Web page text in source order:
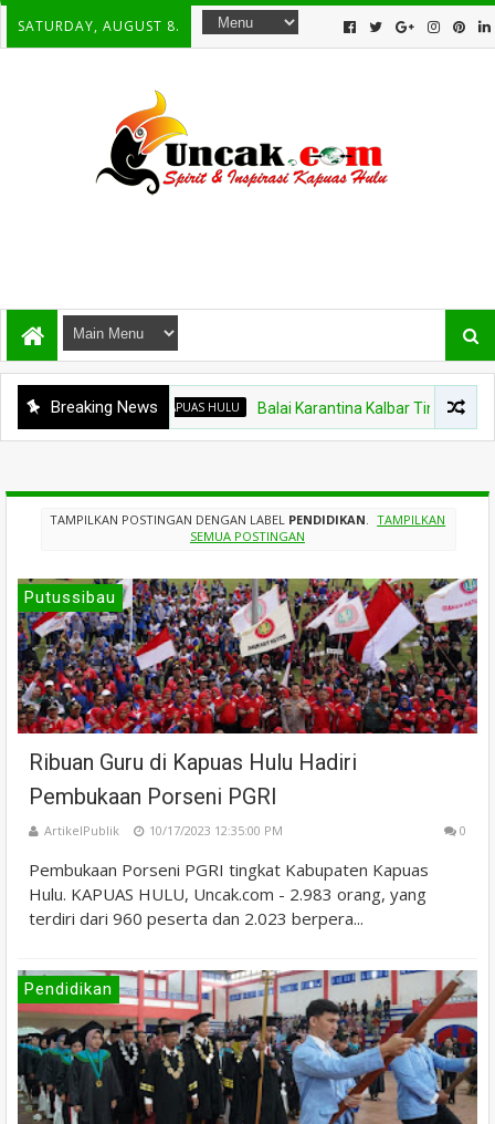
SATURDAY, AUGUST 8.
Breaking News
KAPUAS HULU Balai Karantina Kalbar Tinjau Jalur Tidak
TAMPILKAN POSTINGAN DENGAN LABEL PENDIDIKAN. TAMPILKAN
SEMUA POSTINGAN
Putussibau
Ribuan Guru di Kapuas Hulu Hadiri
Pembukaan Porseni PGRI
ArtikelPublik 10/17/2023 12:35:00 PM 0
Pembukaan Porseni PGRI tingkat Kabupaten Kapuas
Hulu. KAPUAS HULU, Uncak.com - 2.983 orang, yang
terdiri dari 960 peserta dan 2.023 berpera...
Pendidikan